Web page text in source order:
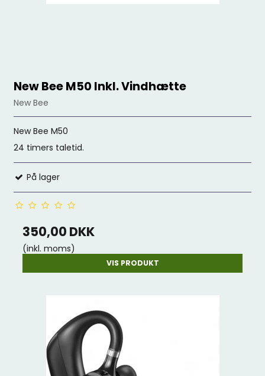
New Bee M50 Inkl. Vindhætte
New Bee
New Bee M50
24 timers taletid.
På lager
350,00 DKK
(inkl. moms)
VIS PRODUKT